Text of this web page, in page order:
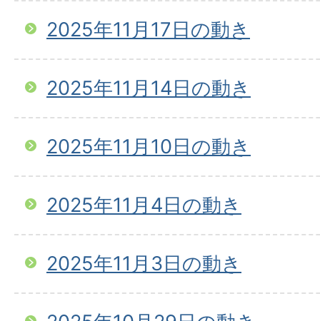
2025年11月17日の動き
2025年11月14日の動き
2025年11月10日の動き
2025年11月4日の動き
2025年11月3日の動き